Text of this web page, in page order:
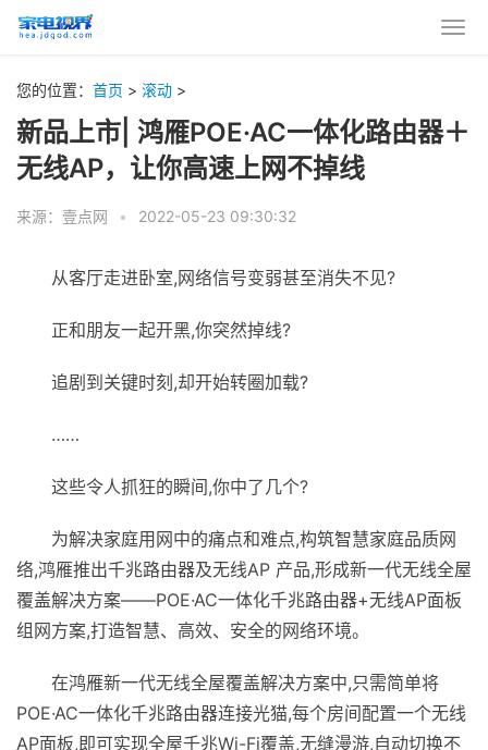
您的位置： 首页 > 滚动 >
新品上市| 鸿雁POE·AC一体化路由器＋
无线AP，让你高速上网不掉线
来源：壹点网 • 2022-05-23 09:30:32
从客厅走进卧室,网络信号变弱甚至消失不见?
正和朋友一起开黑,你突然掉线?
追剧到关键时刻,却开始转圈加载?
……
这些令人抓狂的瞬间,你中了几个?
为解决家庭用网中的痛点和难点,构筑智慧家庭品质网
络,鸿雁推出千兆路由器及无线AP 产品,形成新一代无线全屋
覆盖解决方案——POE·AC一体化千兆路由器+无线AP面板
组网方案,打造智慧、高效、安全的网络环境。
在鸿雁新一代无线全屋覆盖解决方案中,只需简单将
POE·AC一体化千兆路由器连接光猫,每个房间配置一个无线
AP面板,即可实现全屋千兆Wi-Fi覆盖,无缝漫游,自动切换不